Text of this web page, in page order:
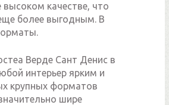
качестве, что
более выгодным. В
Верде Сант Денис в
интерьер ярким и
крупных форматов
шире